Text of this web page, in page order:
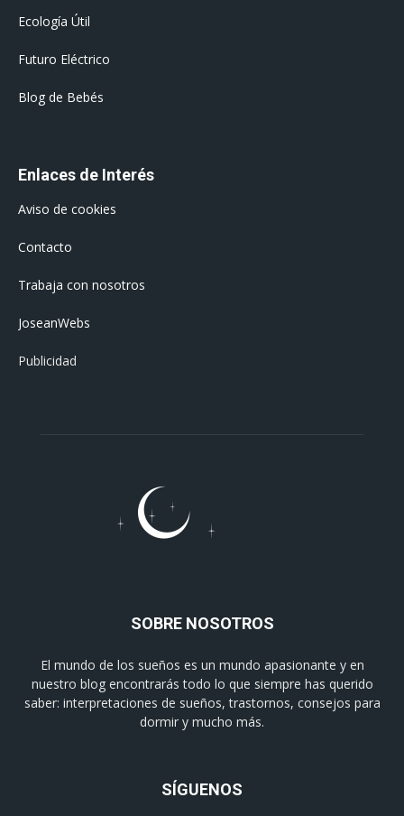
Ecología Útil
Futuro Eléctrico
Blog de Bebés
Enlaces de Interés
Aviso de cookies
Contacto
Trabaja con nosotros
JoseanWebs
Publicidad
SOBRE NOSOTROS
El mundo de los sueños es un mundo apasionante y en
nuestro blog encontrarás todo lo que siempre has querido
saber: interpretaciones de sueños, trastornos, consejos para
dormir y mucho más.
SÍGUENOS